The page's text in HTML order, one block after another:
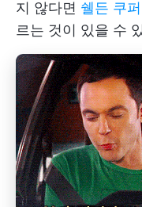
지 않다면 쉘든 쿠퍼
르는 것이 있을 수